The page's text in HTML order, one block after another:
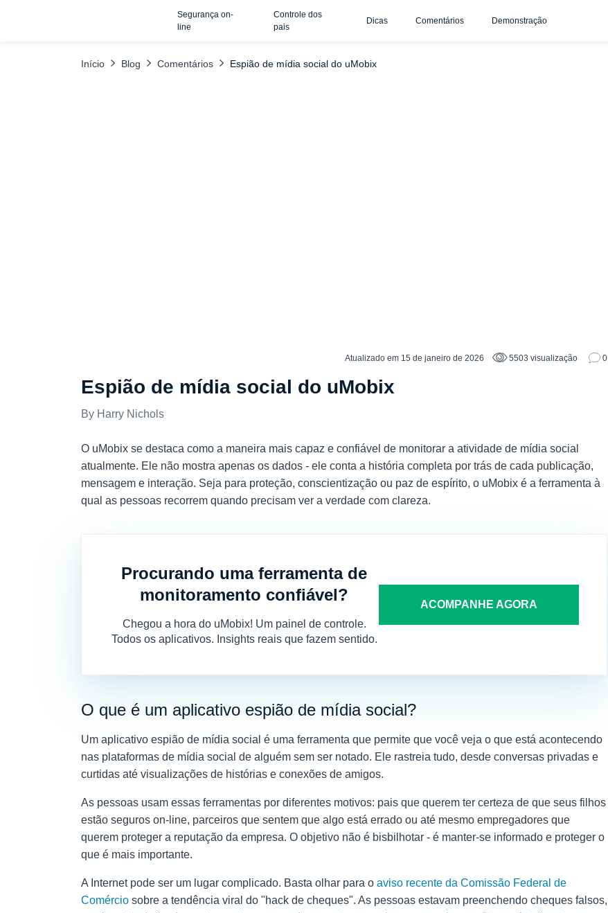
Segurança on-
line
Controle dos
pais
Dicas Comentários Demonstração
Início Blog Comentários Espião de mídia social do uMobix
Atualizado em 15 de janeiro de 2026 5503 visualização 0
Espião de mídia social do uMobix
Harry Nichols
O uMobix se destaca como a maneira mais capaz e confiável de monitorar a atividade de mídia social
atualmente. Ele não mostra apenas os dados - ele conta a história completa por trás de cada publicação,
mensagem e interação. Seja para proteção, conscientização ou paz de espírito, o uMobix é a ferramenta à
qual as pessoas recorrem quando precisam ver a verdade com clareza.
Procurando uma ferramenta de
monitoramento confiável?
Chegou a hora do uMobix! Um painel de controle.
Todos os aplicativos. Insights reais que fazem sentido.
ACOMPANHE AGORA
O que é um aplicativo espião de mídia social?
Um aplicativo espião de mídia social é uma ferramenta que permite que você veja o que está acontecendo
nas plataformas de mídia social de alguém sem ser notado. Ele rastreia tudo, desde conversas privadas e
curtidas até visualizações de histórias e conexões de amigos.
As pessoas usam essas ferramentas por diferentes motivos: pais que querem ter certeza de que seus filhos
estão seguros on-line, parceiros que sentem que algo está errado ou até mesmo empregadores que
querem proteger a reputação da empresa. O objetivo não é bisbilhotar - é manter-se informado e proteger o
que é mais importante.
A Internet pode ser um lugar complicado. Basta olhar para o aviso recente da Comissão Federal de
Comércio sobre a tendência viral do "hack de cheques". As pessoas estavam preenchendo cheques falsos,
TABELA DE CONTEÚDO Tinder Espie os aplicativos de mensagens com o uMobix